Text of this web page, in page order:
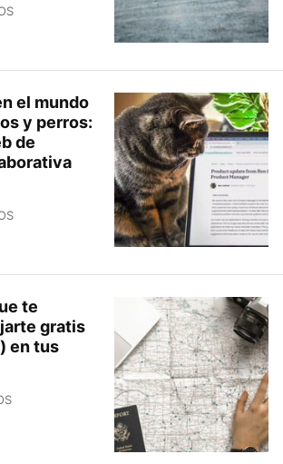
el mundo
y perros:
de
te
gratis
en tus